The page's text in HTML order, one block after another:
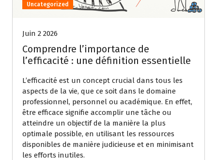
Uncategorized
Juin 2 2026
Comprendre l’importance de
l’efficacité : une définition essentielle
L’efficacité est un concept crucial dans tous les
aspects de la vie, que ce soit dans le domaine
professionnel, personnel ou académique. En effet,
être efficace signifie accomplir une tâche ou
atteindre un objectif de la manière la plus
optimale possible, en utilisant les ressources
disponibles de manière judicieuse et en minimisant
les efforts inutiles.